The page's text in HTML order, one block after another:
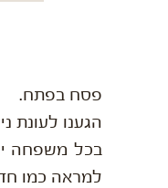
פסח בפתח.
הגענו לעונת
בכל משפחה
למראה כמו